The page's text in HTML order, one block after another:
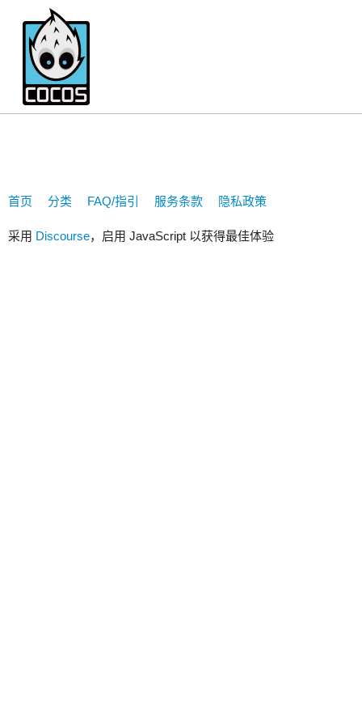
wujun8720
首页 分类 FAQ/指引 服务条款 隐私政策
采用 Discourse，启用 JavaScript 以获得最佳体验